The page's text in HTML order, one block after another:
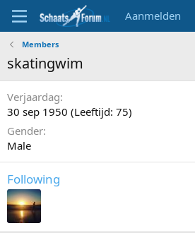
Aanmelden
Members
skatingwim
Verjaardag
30 sep 1950 (Leeftijd: 75)
Gender
Male
Following